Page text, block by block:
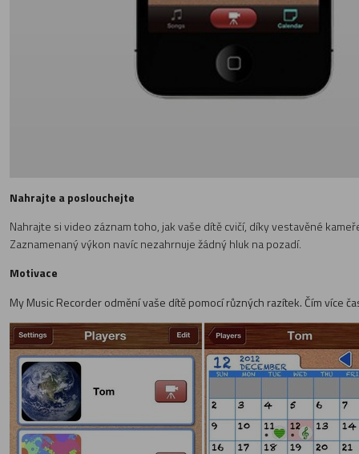
Nahrajte a poslouchejte
Nahrajte si video záznam toho, jak vaše dítě cvičí, díky vestavěné
Zaznamenaný výkon navíc nezahrnuje žádný hluk na pozadí.
Motivace
My Music Recorder odmění vaše dítě pomocí různých razítek. Čím více